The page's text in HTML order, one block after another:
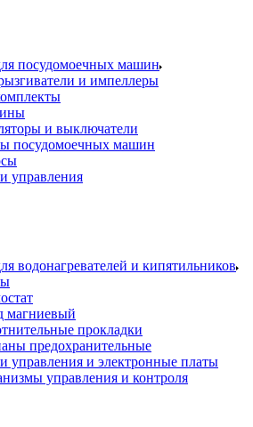
посудомоечных машин
и импеллеры
и выключатели
посудомоечных машин
управления
водонагревателей и кипятильников
магниевый
прокладки
предохранительные
управления и электронные платы
управления и контроля